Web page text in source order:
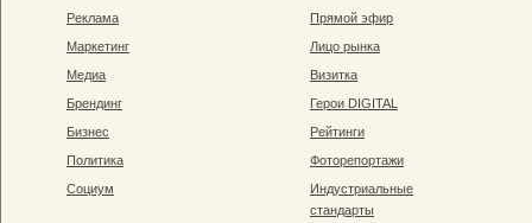
Реклама
Маркетинг
Медиа
Брендинг
Бизнес
Политика
Социум
Прямой эфир
Лицо рынка
Визитка
Герои DIGITAL
Рейтинги
Фоторепортажи
Индустриальные
стандарты